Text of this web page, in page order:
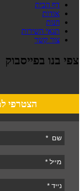
דף הבית
אודות
חנות
תנאי השירות
צור קשר
צפי בנו בפייסבוק
הצטרפי